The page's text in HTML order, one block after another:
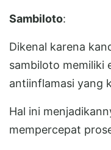
Sambiloto:
Dikenal karena
sambiloto memiliki
antiinflamasi yang
Hal ini
mempercepat